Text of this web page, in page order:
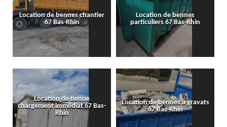
Location de bennes chantier
67 Bas-Rhin
Location de bennes
particuliers 67 Bas-Rhin
Location de benne
chargement immédiat 67 Bas-
Rhin
Location de bennes à gravats
67 Bas-Rhin